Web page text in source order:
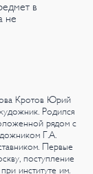
в
не
Кротов Юрий
Родился
рядом с
Г.А.
Первые
поступление
институте им.